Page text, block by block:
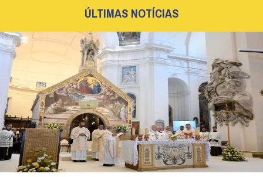
ÚLTIMAS NOTÍCIAS